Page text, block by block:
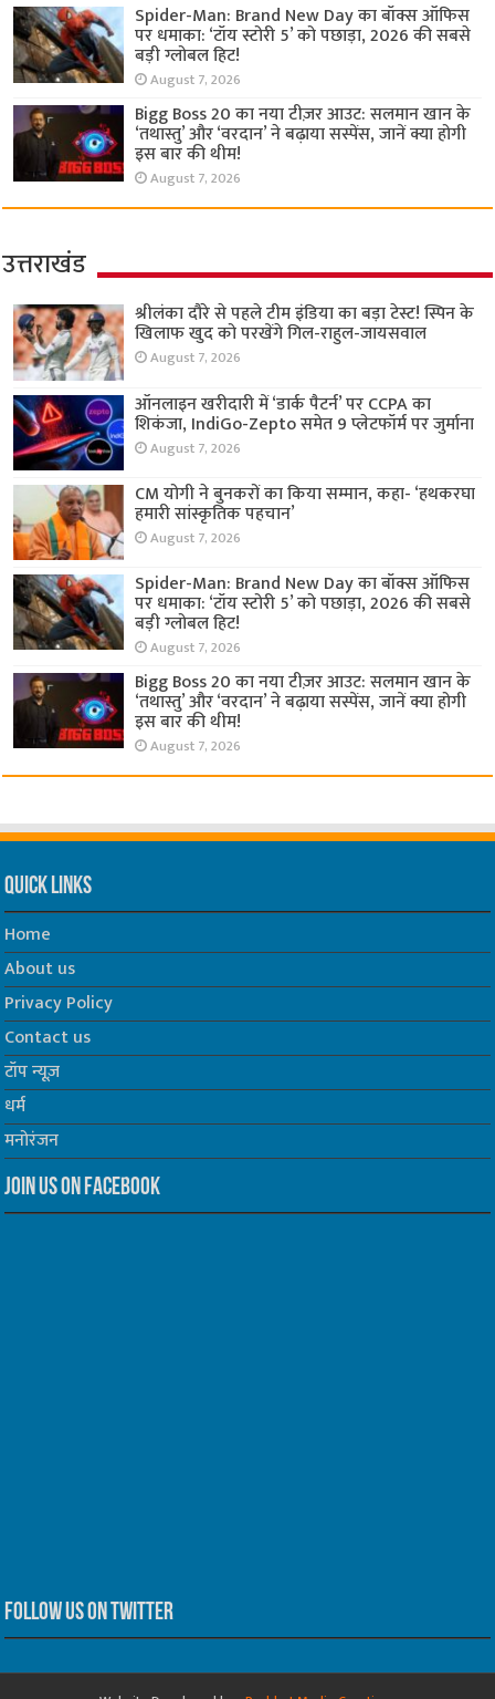
Spider-Man: Brand New Day का बॉक्स ऑफिस
पर धमाका: ‘टॉय स्टोरी 5’ को पछाड़ा, 2026 की सबसे
बड़ी ग्लोबल हिट!
August 7, 2026
Bigg Boss 20 का नया टीज़र आउट: सलमान खान के
‘तथास्तु’ और ‘वरदान’ ने बढ़ाया सस्पेंस, जानें क्या होगी
इस बार की थीम!
August 7, 2026
उत्तराखंड
श्रीलंका दौरे से पहले टीम इंडिया का बड़ा टेस्ट! स्पिन के
खिलाफ खुद को परखेंगे गिल-राहुल-जायसवाल
August 7, 2026
ऑनलाइन खरीदारी में ‘डार्क पैटर्न’ पर CCPA का
शिकंजा, IndiGo-Zepto समेत 9 प्लेटफॉर्म पर जुर्माना
August 7, 2026
CM योगी ने बुनकरों का किया सम्मान, कहा- ‘हथकरघा
हमारी सांस्कृतिक पहचान’
August 7, 2026
Spider-Man: Brand New Day का बॉक्स ऑफिस
पर धमाका: ‘टॉय स्टोरी 5’ को पछाड़ा, 2026 की सबसे
बड़ी ग्लोबल हिट!
August 7, 2026
Bigg Boss 20 का नया टीज़र आउट: सलमान खान के
‘तथास्तु’ और ‘वरदान’ ने बढ़ाया सस्पेंस, जानें क्या होगी
इस बार की थीम!
August 7, 2026
Quick Links
Home
About us
Privacy Policy
Contact us
टॉप न्यूज़
धर्म
मनोरंजन
Join us on Facebook
Follow us on Twitter